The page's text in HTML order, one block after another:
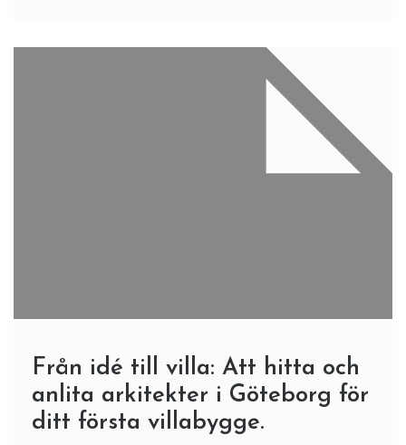
Från idé till villa: Att hitta och
anlita arkitekter i Göteborg för
ditt första villabygge.